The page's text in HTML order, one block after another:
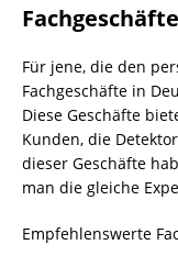
Für jene, die den
Fachgeschäfte in
Diese Geschäfte
Kunden, die
dieser Geschäfte
man die gleiche
Empfehlenswerte